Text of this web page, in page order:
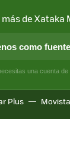
Y SOCIEDAD
Plus
de Xataka
como
una cuenta de